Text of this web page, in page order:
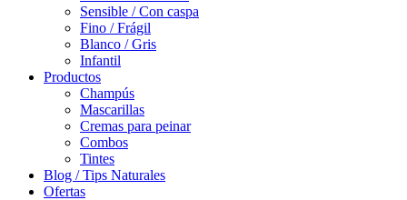
Sensible / Con caspa
Fino / Frágil
Blanco / Gris
Infantil
Productos
Champús
Mascarillas
Cremas para peinar
Combos
Tintes
Blog / Tips Naturales
Ofertas